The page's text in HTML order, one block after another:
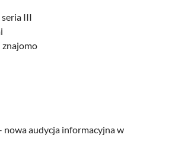
seria III
znajomo
nowa audycja informacyjna w